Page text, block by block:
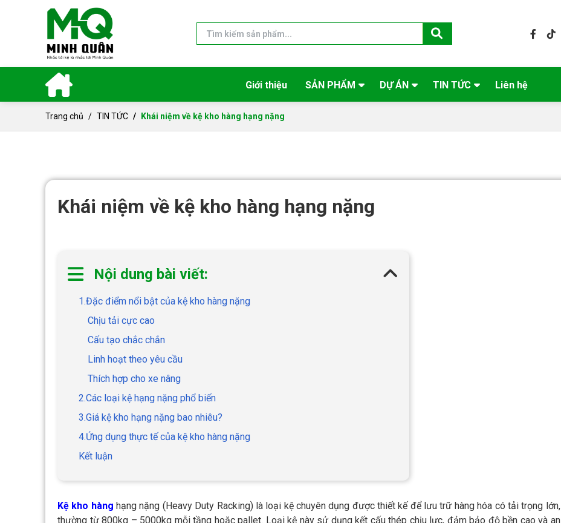
Giới thiệu SẢN PHẨM DỰ ÁN TIN TỨC Liên hệ
Trang chủ TIN TỨC Khái niệm về kệ kho hàng hạng nặng
Khái niệm về kệ kho hàng hạng nặng
Nội dung bài viết:
1.Đặc điểm nổi bật của kệ kho hàng nặng
Chịu tải cực cao
Cấu tạo chắc chắn
Linh hoạt theo yêu cầu
Thích hợp cho xe nâng
2.Các loại kệ hạng nặng phổ biến
3.Giá kệ kho hạng nặng bao nhiêu?
4.Ứng dụng thực tế của kệ kho hàng nặng
Kết luận
Kệ kho hàng hạng nặng (Heavy Duty Racking) là loại kệ chuyên dụng được thiết kế để lưu trữ hàng hóa có tải trọng lớn,
thường từ 800kg – 5000kg mỗi tầng hoặc pallet. Loại kệ này sử dụng kết cấu thép chịu lực, đảm bảo độ bền cao và an